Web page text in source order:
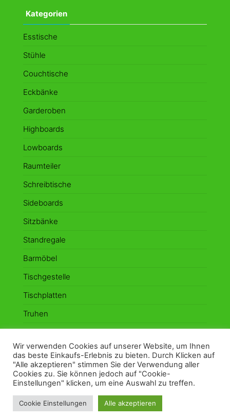
Kategorien
Esstische
Stühle
Couchtische
Eckbänke
Garderoben
Highboards
Lowboards
Raumteiler
Schreibtische
Sideboards
Sitzbänke
Standregale
Barmöbel
Tischgestelle
Tischplatten
Truhen
Vitrinen
Wandboards
Stolz präsentiert vonWordPress |Theme:
Marketplace
Wir verwenden Cookies auf unserer Website, um Ihnen
das beste Einkaufs-Erlebnis zu bieten. Durch Klicken auf
"Alle akzeptieren" stimmen Sie der Verwendung aller
Cookies zu. Sie können jedoch auf "Cookie-
Einstellungen" klicken, um eine Auswahl zu treffen.
Cookie Einstellungen Alle akzeptieren